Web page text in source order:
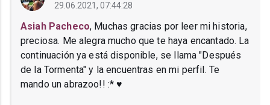
29.06.2021, 07:44:28
Asiah Pacheco, Muchas gracias por leer mi historia,
preciosa. Me alegra mucho que te haya encantado. La
continuación ya está disponible, se llama "Después
de la Tormenta" y la encuentras en mi perfil. Te
mando un abrazoo!! :* ♥